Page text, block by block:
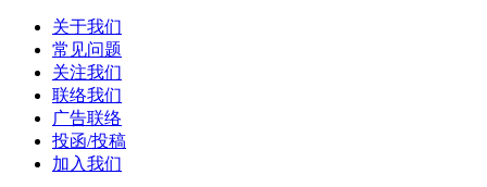
关于我们
常见问题
关注我们
联络我们
广告联络
投函/投稿
加入我们